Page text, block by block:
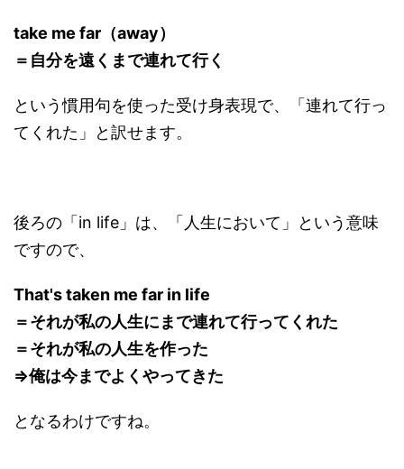
take me far（away）
＝自分を遠くまで連れて行く
という慣用句を使った受け身表現で、「連れて行っ
てくれた」と訳せます。
後ろの「in life」は、「人生において」という意味
ですので、
That's taken me far in life
＝それが私の人生にまで連れて行ってくれた
＝それが私の人生を作った
⇒俺は今までよくやってきた
となるわけですね。